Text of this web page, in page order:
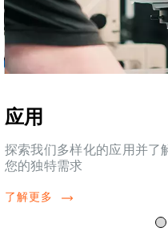
应用
探索我们多样化的应用并了
您的独特需求
了解更多